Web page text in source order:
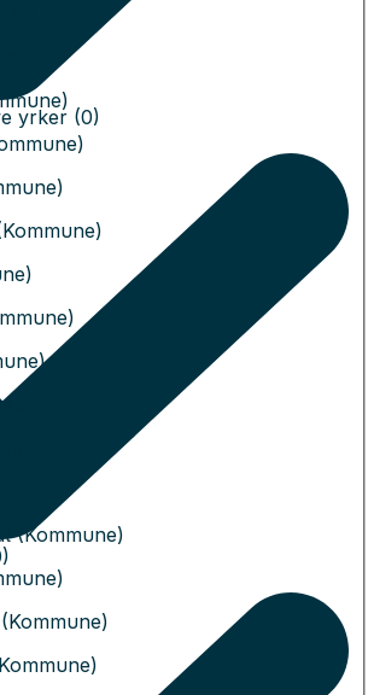
(Kommune)
yrker (0)